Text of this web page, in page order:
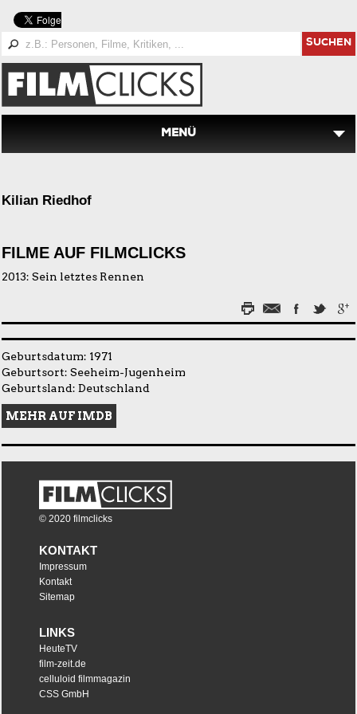
SUCHEN
MENÜ
Kilian Riedhof
FILME AUF FILMCLICKS
2013: Sein letztes Rennen
Geburtsdatum: 1971
Geburtsort: Seeheim-Jugenheim
Geburtsland: Deutschland
MEHR AUF IMDB
© 2020 filmclicks
KONTAKT
Impressum
Kontakt
Sitemap
LINKS
HeuteTV
film-zeit.de
celluloid filmmagazin
CSS GmbH